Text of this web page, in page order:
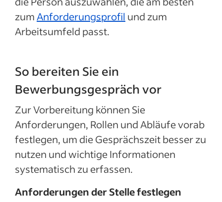
zumAnforderungsprofil und zum
Arbeitsumfeld passt.
So bereiten Sie ein
Bewerbungsgespräch vor
Zur Vorbereitung können Sie
Anforderungen, Rollen und Abläufe vorab
festlegen, um die Gesprächszeit besser zu
nutzen und wichtige Informationen
systematisch zu erfassen.
Anforderungen der Stelle festlegen